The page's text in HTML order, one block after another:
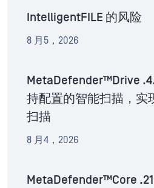
IntelligentFILE 的风险
8 月5，2026
MetaDefender™Drive
持配置的智能扫描，实
扫描
8 月4，2026
MetaDefender™Core